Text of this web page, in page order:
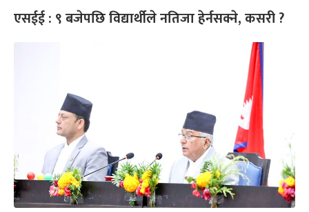
एसईई : ९ बजेपछि विद्यार्थीले नतिजा हेर्नसक्ने, कसरी ?